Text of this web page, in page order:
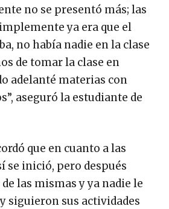
no se presentó más; las
ya era que el
no había nadie en la clase
de tomar la clase en
adelanté materias con
aseguró la estudiante de
que en cuanto a las
se inició, pero después
las mismas y ya nadie le
siguieron sus actividades